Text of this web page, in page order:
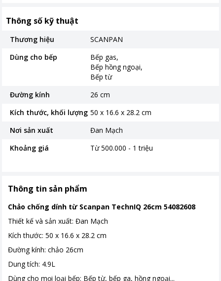
Thông số kỹ thuật
Thương hiệu
SCANPAN
Dùng cho bếp
Bếp gas
Bếp hồng ngoại
Bếp từ
Đường kính
26 cm
Kích thước, khối lượng 50 x 16.6 x 28.2 cm
Nơi sản xuất
Đan Mạch
Khoảng giá
Từ 500.000 - 1 triệu
Thông tin sản phẩm
Chảo chống dính từ Scanpan TechnIQ 26cm 54082608
Thiết kế và sản xuất: Đan Mạch
Kích thước: 50 x 16.6 x 28.2 cm
Đường kính: chảo 26cm
Dung tích: 4.9L
Dùng cho mọi loại bếp: Bếp từ, bếp ga, hồng ngoại...